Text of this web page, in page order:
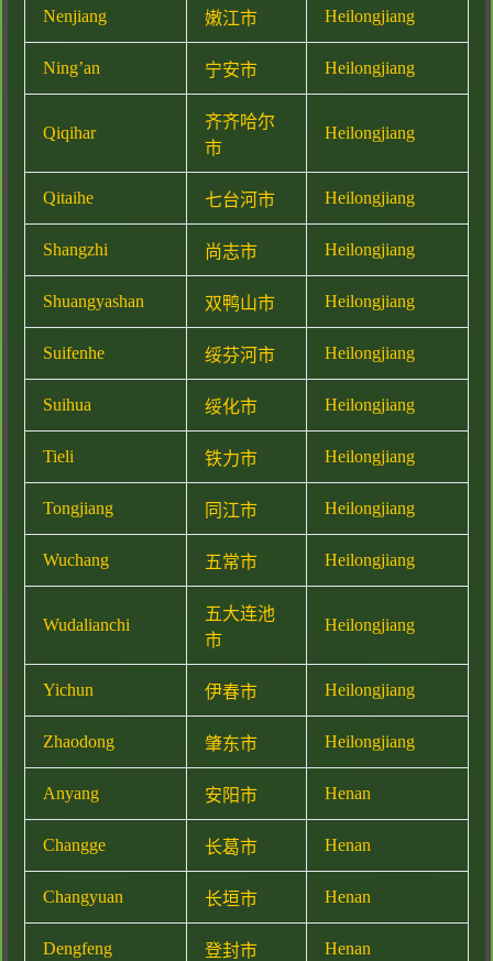
Nenjiang 嫩江市 Heilongjiang
Ning’an 宁安市 Heilongjiang
Qiqihar
齐齐哈尔
市
Heilongjiang
Qitaihe 七台河市 Heilongjiang
Shangzhi 尚志市 Heilongjiang
Shuangyashan 双鸭山市 Heilongjiang
Suifenhe 绥芬河市 Heilongjiang
Suihua 绥化市 Heilongjiang
Tieli 铁力市 Heilongjiang
Tongjiang 同江市 Heilongjiang
Wuchang 五常市 Heilongjiang
Wudalianchi
五大连池
市
Heilongjiang
Yichun 伊春市 Heilongjiang
Zhaodong 肇东市 Heilongjiang
Anyang 安阳市 Henan
Changge 长葛市 Henan
Changyuan 长垣市 Henan
Dengfeng 登封市 Henan